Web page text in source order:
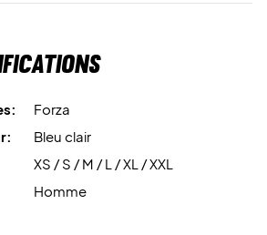
Forza
Bleu clair
XS / S / M / L / XL / XXL
Homme